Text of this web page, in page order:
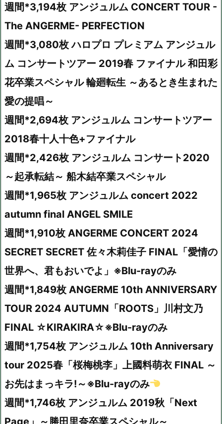
週間*3,194枚 アンジュルム CONCERT TOUR -
The ANGERME- PERFECTION
週間*3,080枚 ハロプロ プレミアム アンジュル
ム コンサートツアー 2019春 ファイナル 和田彩
花卒業スペシャル 輪廻転生 ～あるとき生まれた
愛の提唱～
週間*2,694枚 アンジュルム コンサートツアー
2018春十人十色+ファイナル
週間*2,426枚 アンジュルム コンサート2020
～起承転結～ 船木結卒業スペシャル
週間*1,965枚 アンジュルム concert 2022
autumn final ANGEL SMILE
週間*1,910枚 ANGERME CONCERT 2024
SECRET SECRET 佐々木莉佳子 FINAL「愛情の
世界へ、君もおいでよ」※Blu-rayのみ
週間*1,849枚 ANGERME 10th ANNIVERSARY
TOUR 2024 AUTUMN「ROOTS」川村文乃
FINAL ☆KIRAKIRA☆※Blu-rayのみ
週間*1,754枚 アンジュルム 10th Anniversary
tour 2025春「桜梅桃李」上國料萌衣 FINAL ～
お先はまっキラ!～※Blu-rayのみ
週間*1,746枚 アンジュルム 2019秋「Next
Page」～勝田里奈卒業スペシャル～